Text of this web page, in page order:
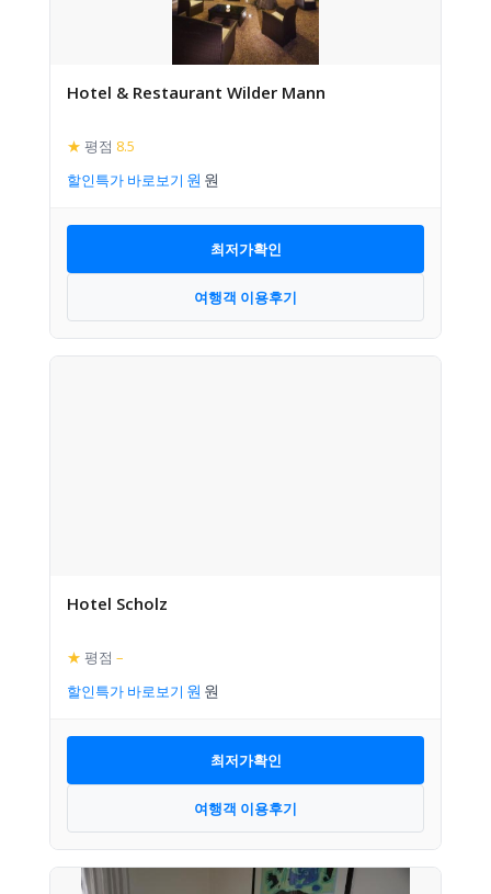
Hotel & Restaurant Wilder Mann
★ 평점 8.5
할인특가 바로보기
최저가확인
여행객 이용후기
Hotel Scholz
★ 평점 –
할인특가 바로보기
최저가확인
여행객 이용후기